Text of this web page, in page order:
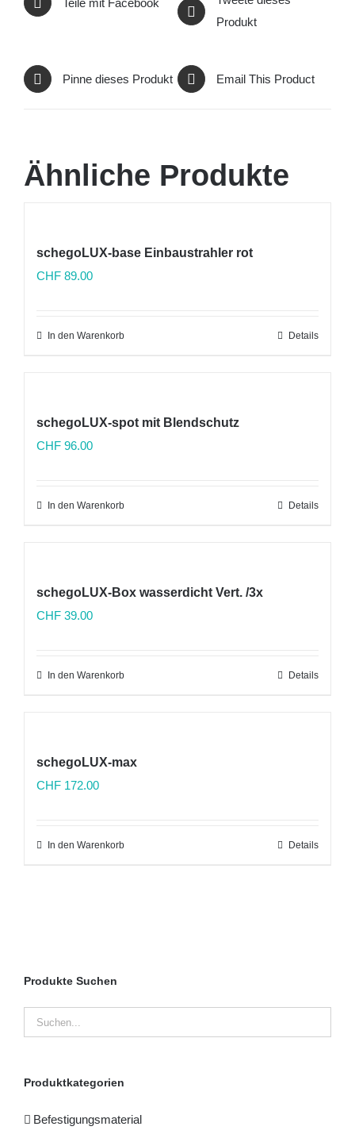
Produkt
Pinne dieses Produkt Email This Product
Ähnliche Produkte
schegoLUX-base Einbaustrahler rot
CHF 89.00
In den Warenkorb Details
schegoLUX-spot mit Blendschutz
CHF 96.00
In den Warenkorb Details
schegoLUX-Box wasserdicht Vert. /3x
CHF 39.00
In den Warenkorb Details
schegoLUX-max
CHF 172.00
In den Warenkorb Details
Produkte Suchen
Produktkategorien
Befestigungsmaterial